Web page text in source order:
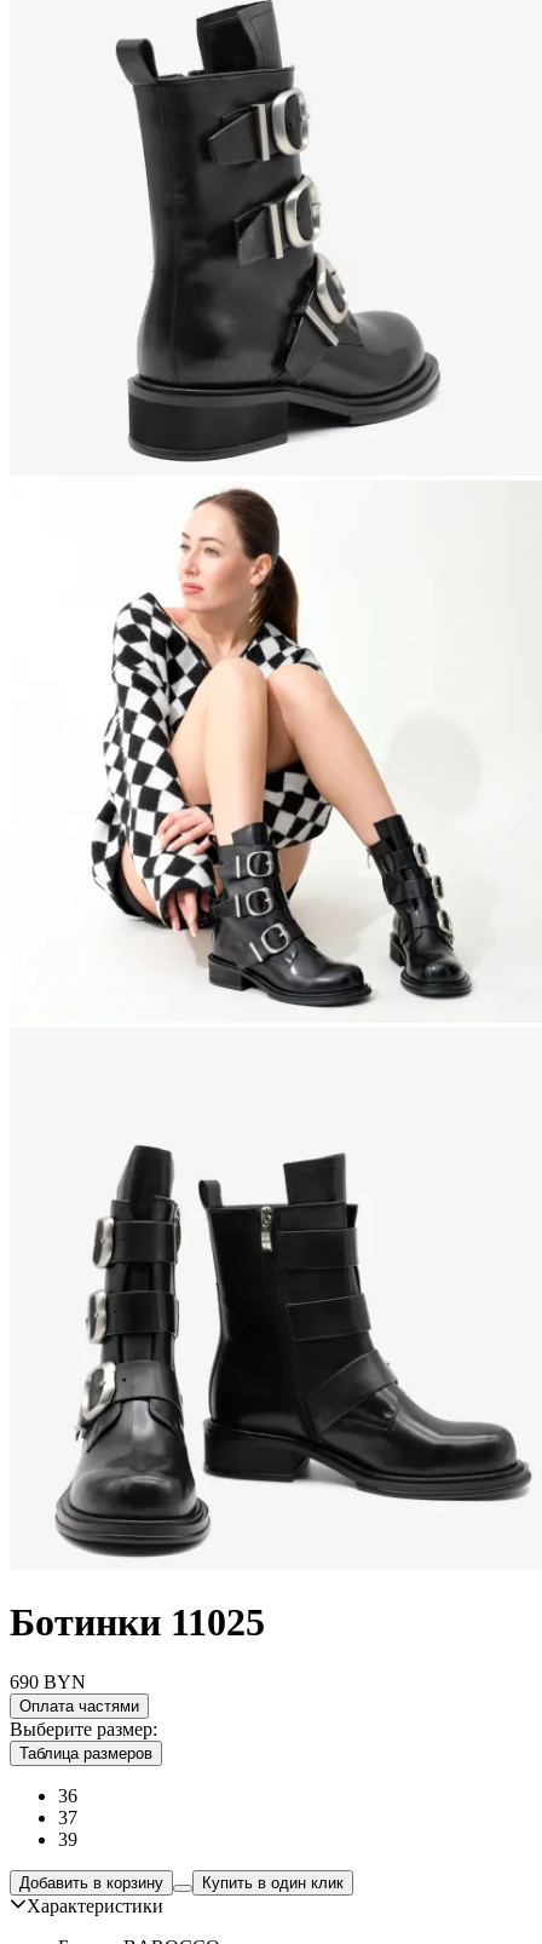
Ботинки 11025
690 BYN
Оплата частями
Выберите размер:
Таблица размеров
36
37
39
Добавить в корзину Купить в один клик
Характеристики